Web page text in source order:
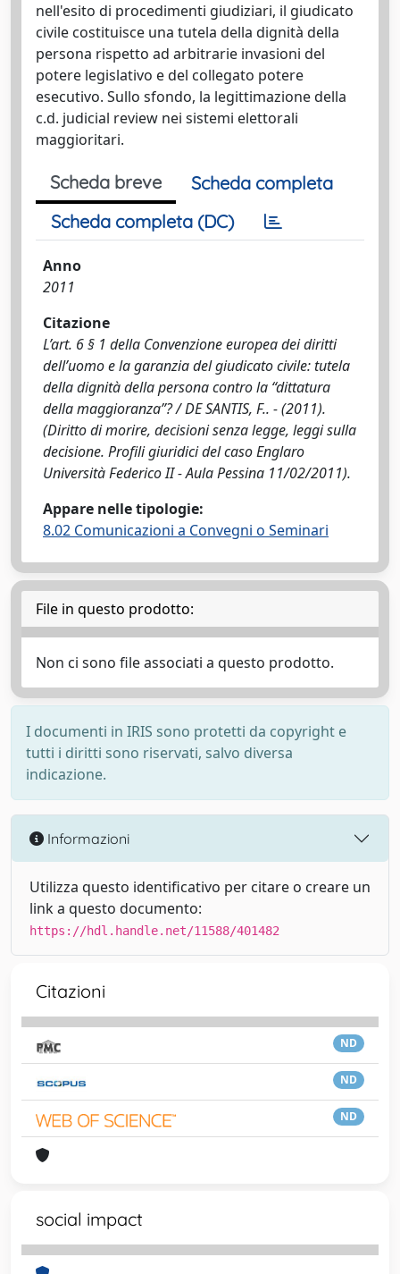
nell'esito di procedimenti giudiziari, il giudicato
civile costituisce una tutela della dignità della
persona rispetto ad arbitrarie invasioni del
potere legislativo e del collegato potere
esecutivo. Sullo sfondo, la legittimazione della
c.d. judicial review nei sistemi elettorali
maggioritari.
Scheda breve
Scheda completa
Scheda completa (DC)
Anno
2011
Citazione
L’art. 6 § 1 della Convenzione europea dei diritti
dell’uomo e la garanzia del giudicato civile: tutela
della dignità della persona contro la “dittatura
della maggioranza”? / DE SANTIS, F.. - (2011).
(Diritto di morire, decisioni senza legge, leggi sulla
decisione. Profili giuridici del caso Englaro
Università Federico II - Aula Pessina 11/02/2011).
Appare nelle tipologie:
8.02 Comunicazioni a Convegni o Seminari
File in questo prodotto:
Non ci sono file associati a questo prodotto.
I documenti in IRIS sono protetti da copyright e
tutti i diritti sono riservati, salvo diversa
indicazione.
Informazioni
Utilizza questo identificativo per citare o creare un
link a questo documento:
https://hdl.handle.net/11588/401482
Citazioni
ND
ND
ND
social impact